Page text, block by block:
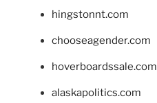
hingstonnt.com
chooseagender.com
hoverboardssale.com
alaskapolitics.com